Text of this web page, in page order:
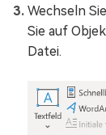
Wechseln
Sie auf
Datei.